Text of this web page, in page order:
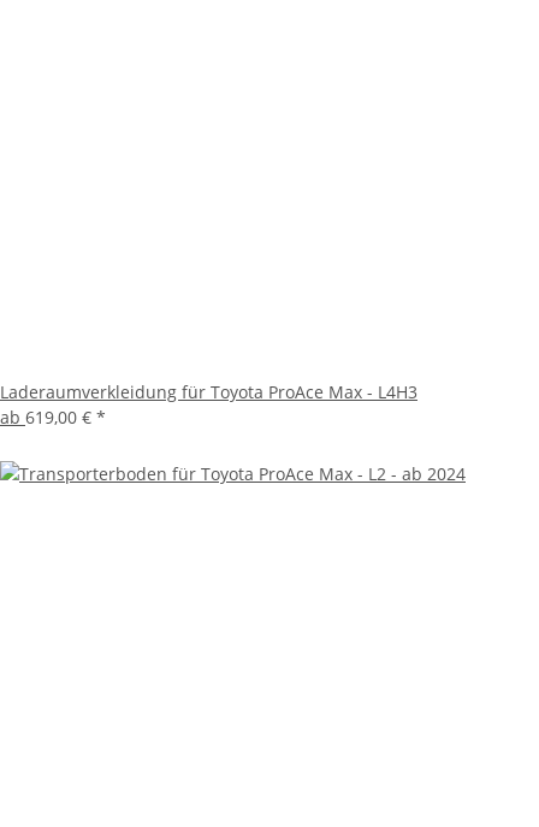
Laderaumverkleidung für Toyota ProAce Max - L4H3
ab 619,00 € *